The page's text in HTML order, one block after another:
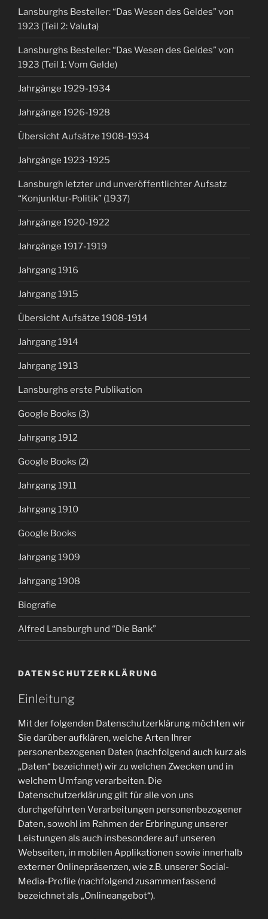
Lansburghs Besteller: “Das Wesen des Geldes” von
1923 (Teil 2: Valuta)
Lansburghs Besteller: “Das Wesen des Geldes” von
1923 (Teil 1: Vom Gelde)
Jahrgänge 1929-1934
Jahrgänge 1926-1928
Übersicht Aufsätze 1908-1934
Jahrgänge 1923-1925
Lansburgh letzter und unveröffentlichter Aufsatz
“Konjunktur-Politik” (1937)
Jahrgänge 1920-1922
Jahrgänge 1917-1919
Jahrgang 1916
Jahrgang 1915
Übersicht Aufsätze 1908-1914
Jahrgang 1914
Jahrgang 1913
Lansburghs erste Publikation
Google Books (3)
Jahrgang 1912
Google Books (2)
Jahrgang 1911
Jahrgang 1910
Google Books
Jahrgang 1909
Jahrgang 1908
Biografie
Alfred Lansburgh und “Die Bank”
DATENSCHUTZERKLÄRUNG
Einleitung
Mit der folgenden Datenschutzerklärung möchten wir
Sie darüber aufklären, welche Arten Ihrer
personenbezogenen Daten (nachfolgend auch kurz als
„Daten“ bezeichnet) wir zu welchen Zwecken und in
welchem Umfang verarbeiten. Die
Datenschutzerklärung gilt für alle von uns
durchgeführten Verarbeitungen personenbezogener
Daten, sowohl im Rahmen der Erbringung unserer
Leistungen als auch insbesondere auf unseren
Webseiten, in mobilen Applikationen sowie innerhalb
externer Onlinepräsenzen, wie z.B. unserer Social-
Media-Profile (nachfolgend zusammenfassend
bezeichnet als „Onlineangebot“).